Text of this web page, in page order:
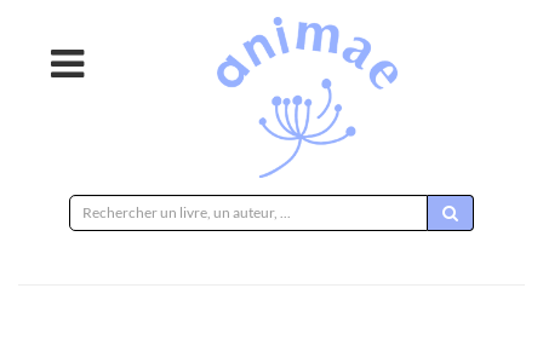
sur